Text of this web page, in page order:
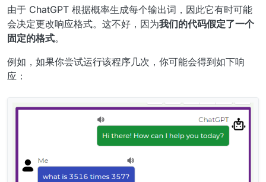
由于 ChatGPT 根据概率生成每个输出词，因此它有时可能
会决定更改响应格式。这不好，因为我们的代码假定了一个
固定的格式。
例如，如果你尝试运行该程序几次，你可能会得到如下响
应：